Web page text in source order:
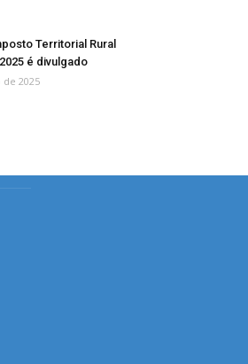
Territorial Rural
é divulgado
2025